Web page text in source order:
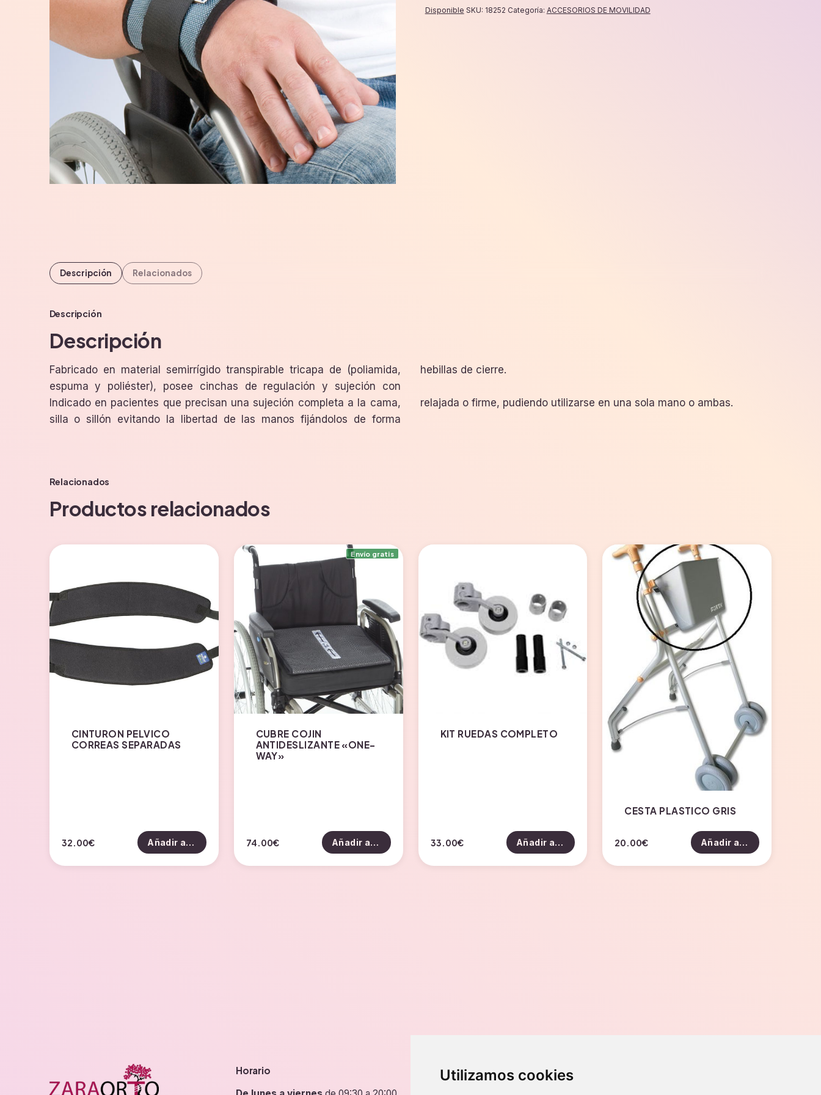
Utilizamos cookies
MUÑECA/UNI
Disponible SKU: 18252 Categoría: ACCESORIOS DE MOVILIDAD
Descripción Relacionados
Descripción
Descripción
Fabricado en material semirrígido transpirable tricapa de (poliamida,
espuma y poliéster), posee cinchas de regulación y sujeción con
hebillas de cierre.
Indicado en pacientes que precisan una sujeción completa a la cama,
silla o sillón evitando la libertad de las manos fijándolos de forma
relajada o firme, pudiendo utilizarse en una sola mano o ambas.
Relacionados
Productos relacionados
CINTURON PELVICO
CORREAS SEPARADAS
32.00€ Añadir al carrito
Envío gratis
CUBRE COJIN
ANTIDESLIZANTE «ONE-
WAY»
74.00€ Añadir al carrito
KIT RUEDAS COMPLETO
33.00€ Añadir al carrito
CESTA PLASTICO GRIS
20.00€ Añadir al carrito
Horario
Dirección